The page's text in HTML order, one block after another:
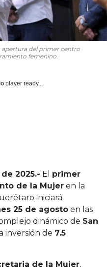
del primer centro
femenino.
player ready...
2025.- El primer
de la Mujer en la
iniciará
25 de agosto en las
dinámico de San
inversión de 7.5
de la Mujer,